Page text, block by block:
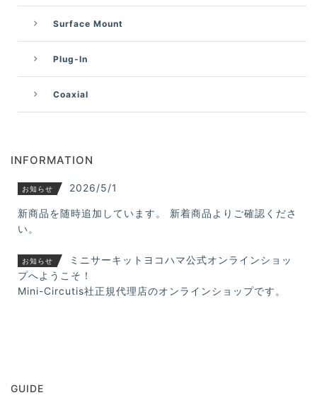
Surface Mount
Plug-In
Coaxial
INFORMATION
お知らせ 2026/5/1
新商品を随時追加しています。 新着商品よりご確認くださ
い。
お知らせ
ミニサーキットヨコハマ公式オンラインショッ
プへようこそ！
Mini-Circutis社正規代理店のオンラインショップです。
GUIDE